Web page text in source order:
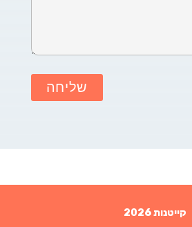
קייטנות 2026